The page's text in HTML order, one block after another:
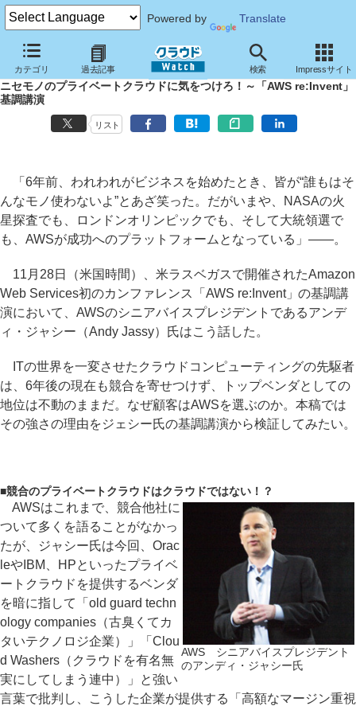
Powered by Translate
カテゴリ 過去記事 検索 Impressサイト
クラウド Watch イベント AWS re:Invent
2012
ニセモノのプライベートクラウドに気をつけろ！～「AWS re:Invent」
基調講演
リスト
「6年前、われわれがビジネスを始めたとき、皆が“誰もはそ
んなモノ使わないよ”とあざ笑った。だがいまや、NASAの火
星探査でも、ロンドンオリンピックでも、そして大統領選で
も、AWSが成功へのプラットフォームとなっている」――。
11月28日（米国時間）、米ラスベガスで開催されたAmazon
Web Services初のカンファレンス「AWS re:Invent」の基調講
演において、AWSのシニアバイスプレジデントであるアンデ
ィ・ジャシー（Andy Jassy）氏はこう話した。
ITの世界を一変させたクラウドコンピューティングの先駆者
は、6年後の現在も競合を寄せつけず、トップベンダとしての
地位は不動のままだ。なぜ顧客はAWSを選ぶのか。本稿では
その強さの理由をジェシー氏の基調講演から検証してみたい。
■競合のプライベートクラウドはクラウドではない！？
AWS シニアバイスプレジデント
のアンディ・ジャシー氏
AWSはこれまで、競合他社に
ついて多くを語ることがなかっ
たが、ジャシー氏は今回、Orac
leやIBM、HPといったプライベ
ートクラウドを提供するベンダ
を暗に指して「old guard techn
ology companies（古臭くてカ
タいテクノロジ企業）」「Clou
d Washers（クラウドを有名無
実にしてしまう連中）」と強い
言葉で批判し、こうした企業が提供する「高額なマージン重視